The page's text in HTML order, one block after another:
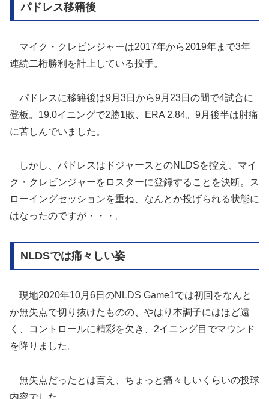
パドレス移籍後
マイク・クレビンジャーは2017年から2019年まで3年
連続二桁勝利を計上している投手。
パドレスに移籍後は9月3日から9月23日の間で4試合に
登板。19.0イニングで2勝1敗、ERA 2.84。9月後半は肘痛
に苦しんでいました。
しかし、パドレスはドジャースとのNLDSを控え、マイ
ク・クレビンジャーをロスターに登録することを決断。ス
ローイングセッションを重ね、なんとか投げられる状態に
はなったのですが・・・。
NLDSでは痛々しい姿
現地2020年10月6日のNLDS Game1では初回をなんと
か無失点で切り抜けたものの、やはり本調子にはほど遠
く、コントロールに精彩を欠き、2イニング目でマウンド
を降りました。
無失点だったとは言え、ちょっと痛々しいくらいの投球
内容でした。